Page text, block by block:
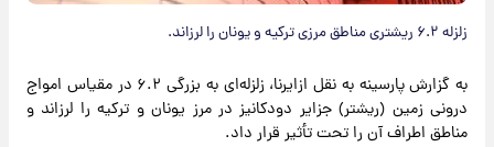
زلزله ۶.۲ ریشتری مناطق مرزی ترکیه و یونان را لرزاند.
به گزارش پارسینه به نقل ازایرنا، زلزله‌ای به بزرگی ۶.۲ در مقیاس امواج
درونی زمین (ریشتر) جزایر دودکانیز در مرز یونان و ترکیه را لرزاند و
مناطق اطراف آن را تحت تأثیر قرار داد.